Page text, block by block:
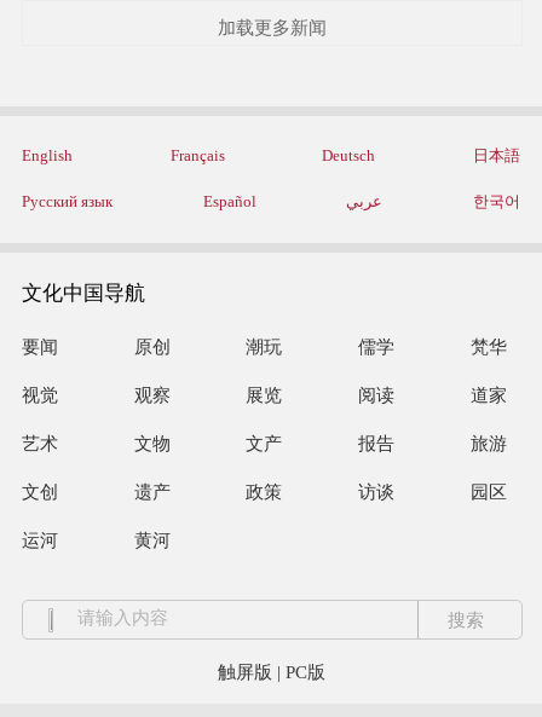
加载更多新闻
English Français Deutsch 日本語
Русский язык Español عربي 한국어
文化中国导航
要闻 原创 潮玩 儒学 梵华
视觉 观察 展览 阅读 道家
艺术 文物 文产 报告 旅游
文创 遗产 政策 访谈 园区
运河 黄河
触屏版 | PC版